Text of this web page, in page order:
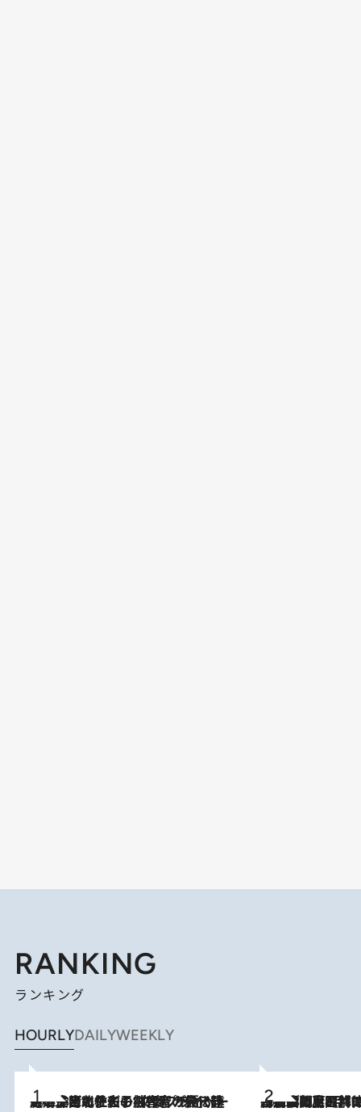
RANKING
ランキング
HOURLYDAILYWEEKLY
2026.8.3
《「文士の子ども被害者の会」発足！》阿川佐和子（72）が語る遠藤周作に北杜夫、劇作家・矢代静一の子どもたちの“文豪プライベート事件簿” 2026.8.8
「最後に見られてよかった」上野動物園の東園パンダ舎が解体前に特別公開。8月16日まで延長されたパネル展と共に辿る“半世紀”のパンダ飼育《解体工事の図面あり》